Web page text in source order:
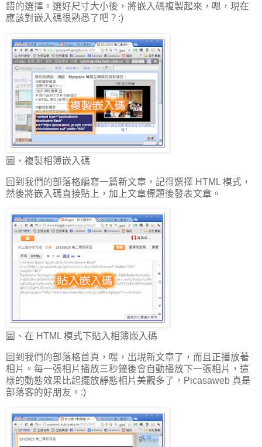
錯的選擇。選好尺寸大小後，將嵌入碼複製起來，嗯，現在
應該對嵌入碼很熟悉了吧？:)
圖、複製相簿嵌入碼
回到我們的部落格編寫一篇新文章，記得選擇 HTML 模式，
然後將嵌入碼直接貼上，加上文章標題後發表文章。
圖、在 HTML 模式下貼入相簿嵌入碼
回到我們的部落格首頁，嘿，出現新文章了，而且正播放著
相片。每一張相片播放三秒鐘後會自動播放下一張相片，這
樣的動態效果比起擺放靜態相片美觀多了，Picasaweb 真是
部落客的好朋友。:)